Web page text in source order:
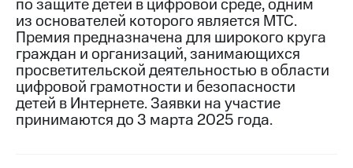
о технологиях
Достижения
Интервью
Финансовая
отчетность
по защите детей в цифровой среде, одним
из основателей которого является МТС.
Премия предназначена для широкого круга
граждан и организаций, занимающихся
просветительской деятельностью в области
цифровой грамотности и безопасности
детей в Интернете. Заявки на участие
принимаются до 3 марта 2025 года.